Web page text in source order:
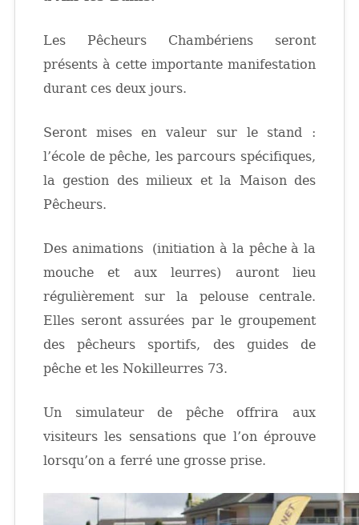
Les Pêcheurs Chambériens seront
présents à cette importante manifestation
durant ces deux jours.
Seront mises en valeur sur le stand :
l’école de pêche, les parcours spécifiques,
la gestion des milieux et la Maison des
Pêcheurs.
Des animations (initiation à la pêche à la
mouche et aux leurres) auront lieu
régulièrement sur la pelouse centrale.
Elles seront assurées par le groupement
des pêcheurs sportifs, des guides de
pêche et les Nokilleurres 73.
Un simulateur de pêche offrira aux
visiteurs les sensations que l’on éprouve
lorsqu’on a ferré une grosse prise.